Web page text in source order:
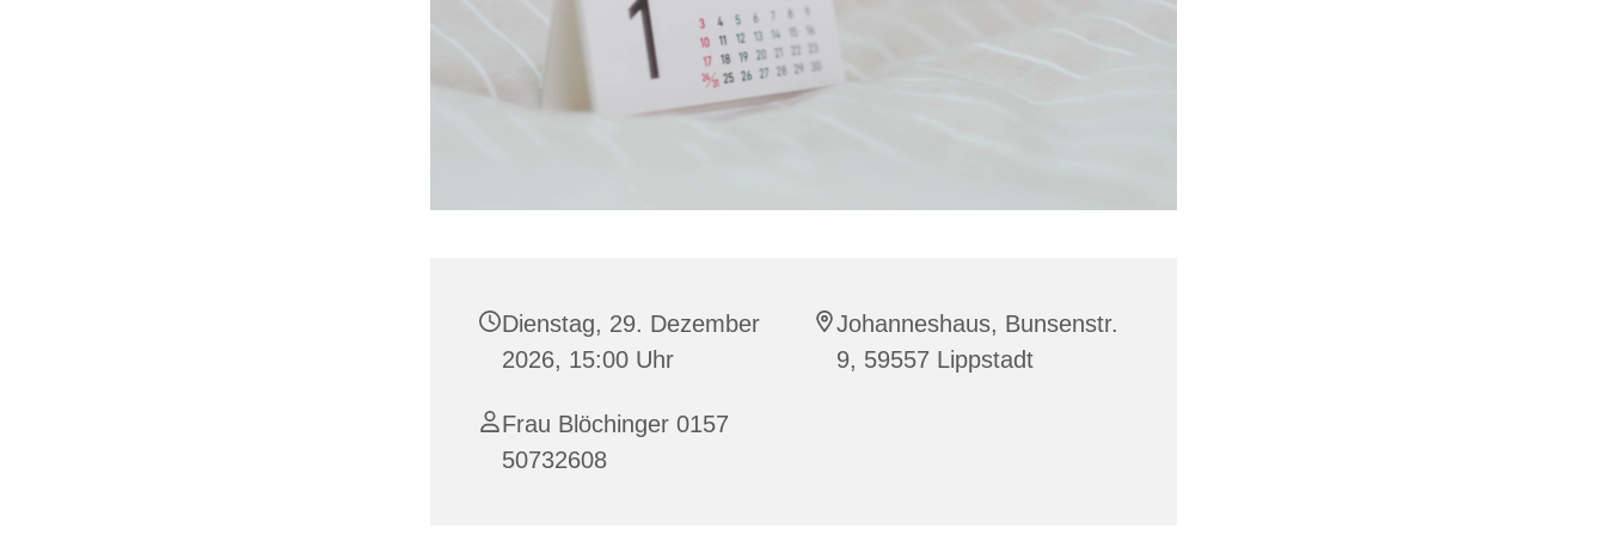
Dienstag, 29. Dezember
2026, 15:00 Uhr
Johanneshaus, Bunsenstr.
9, 59557 Lippstadt
Frau Blöchinger 0157
50732608